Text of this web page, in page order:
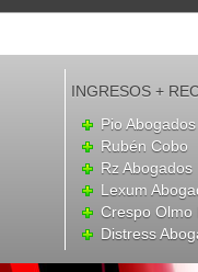
INGRESOS +
Pio
Rubén Cobo
Rz Abogados
Lexum
Crespo Olmo
Distress